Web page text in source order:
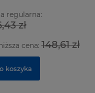
regularna:
zł
cena:148,61 zł
koszyka